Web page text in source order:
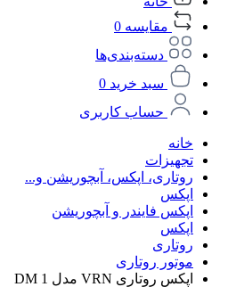
مقایسه 0
دسته‌بندی‌ها
سبد خرید 0
حساب کاربری
خانه
تجهیزات
روتاری، اپکس، آبچوریشن و...
اپکس
اپکس فایندر و آبچوریشن
اپکس
روتاری
موتور روتاری
اپکس روتاری VRN مدل DM 1